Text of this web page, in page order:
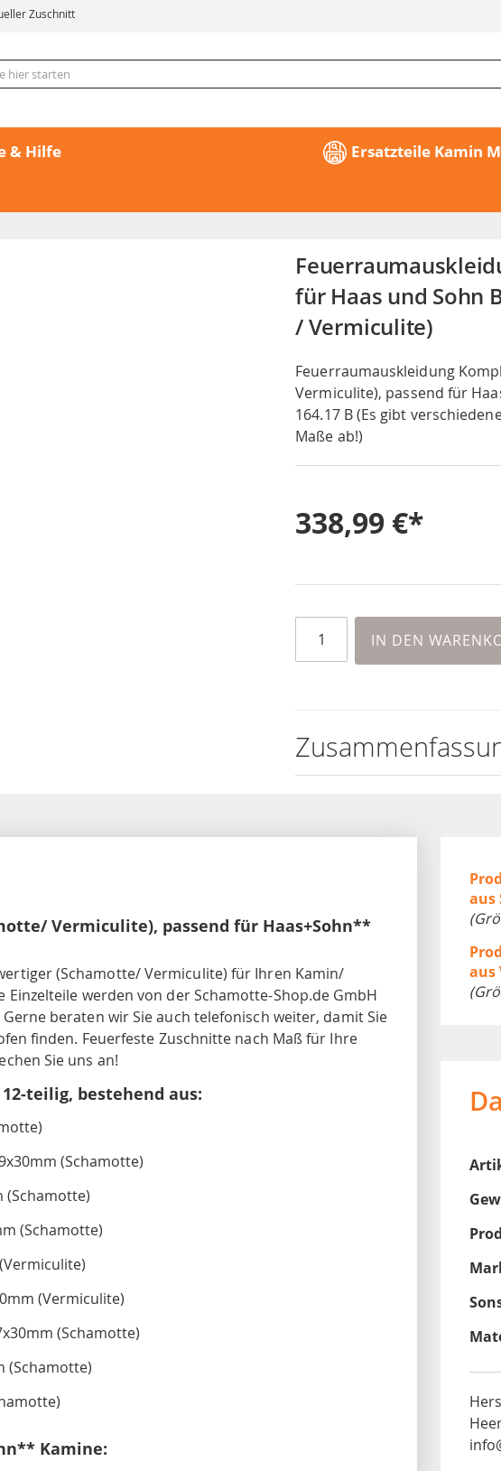
Zuschnitt
& Hilfe Ersatzteile Kamin
für Haas und Sohn
/ Vermiculite)
Feuerraumauskleidung
Vermiculite), passend für
164.17 B (Es gibt
Maße ab!)
338,99 €
IN DEN
Vermiculite), passend für Haas+Sohn**
(Schamotte/ Vermiculite) für Ihren Kamin/
werden von der Schamotte-Shop.de GmbH
beraten wir Sie auch telefonisch weiter, damit Sie
finden. Feuerfeste Zuschnitte nach Maß für Ihre
Sie uns an!
teilig, bestehend aus:
(Schamotte)
(Schamotte)
(Schamotte)
(Vermiculite)
(Schamotte)
(Schamotte)
Kamine:
aus
aus